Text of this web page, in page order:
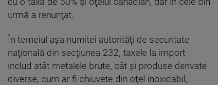
urmă a renunţat.
În temeiul aşa-numitei autorităţi de securitate
naţională din secţiunea 232, taxele la import
includ atât metalele brute, cât şi produse derivate
diverse, cum ar fi chiuvete din oţel inoxidabil,